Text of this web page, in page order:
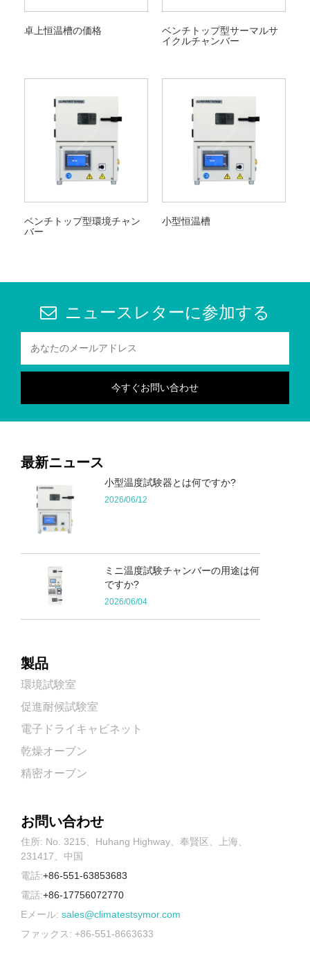
卓上恒温槽の価格
ベンチトップ型サーマルサ
イクルチャンバー
ベンチトップ型環境チャン
バー
小型恒温槽
ニュースレターに参加する
最新ニュース
小型温度試験器とは何ですか?
2026/06/12
ミニ温度試験チャンバーの用途は何
ですか?
2026/06/04
製品
環境試験室
促進耐候試験室
電子ドライキャビネット
乾燥オーブン
精密オーブン
お問い合わせ
住所: No. 3215、Huhang Highway、奉賢区、上海、
231417、中国
電話:+86-551-63853683
電話:+86-17756072770
Eメール: sales@climatestsymor.com
ファックス: +86-551-8663633